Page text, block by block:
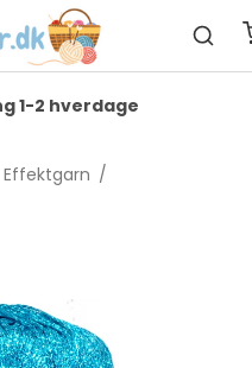
1-2 hverdage
Effektgarn /